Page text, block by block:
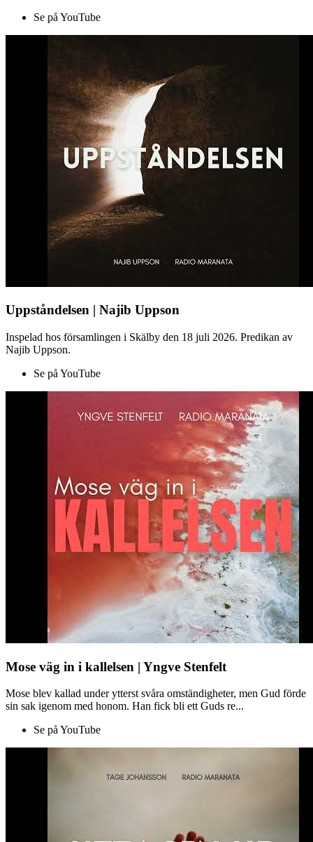
Se på YouTube
Uppståndelsen | Najib Uppson
Inspelad hos församlingen i Skälby den 18 juli 2026. Predikan av
Najib Uppson.
Se på YouTube
Mose väg in i kallelsen | Yngve Stenfelt
Mose blev kallad under ytterst svåra omständigheter, men Gud förde
sin sak igenom med honom. Han fick bli ett Guds re...
Se på YouTube